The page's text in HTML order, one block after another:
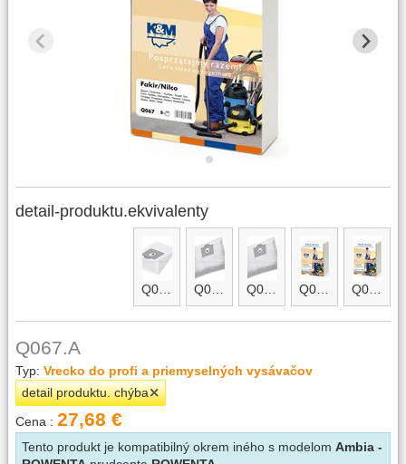
detail-produktu.ekvivalenty
Q067 Q067-micro Q067-micro.A Q067-micro.B Q067.B
Q067.A
Typ: Vrecko do profi a priemyselných vysávačov
detail produktu. chýba
Cena : 27,68 €
Tento produkt je kompatibilný okrem iného s modelom Ambia -